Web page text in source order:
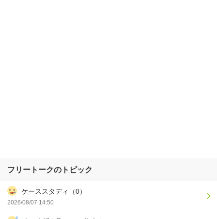
フリートークのトピック
ケーススタディ（0）
2026/08/07 14:50